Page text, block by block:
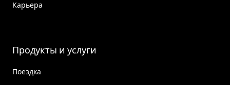
Карьера
Продукты и услуги
Поездка